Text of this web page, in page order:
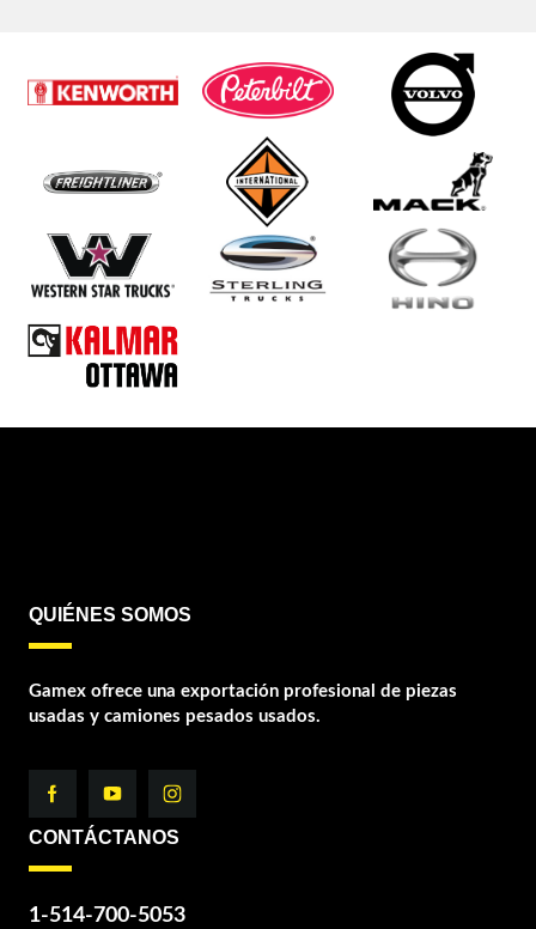
QUIÉNES SOMOS
Gamex ofrece una exportación profesional de piezas
usadas y camiones pesados usados.
CONTÁCTANOS
1-514-700-5053